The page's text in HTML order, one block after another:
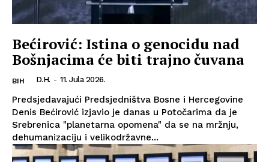
Bećirović: Istina o genocidu nad
Bošnjacima će biti trajno čuvana
BIH D.H. - 11. Jula 2026.
Predsjedavajući Predsjedništva Bosne i Hercegovine
Denis Bećirović izjavio je danas u Potočarima da je
Srebrenica "planetarna opomena" da se na mržnju,
dehumanizaciju i velikodržavne...